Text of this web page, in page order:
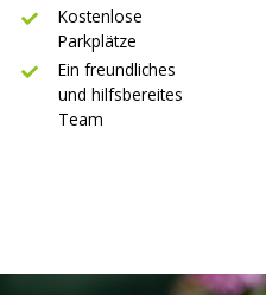
Kostenlose
Parkplätze
Ein freundliches
und hilfsbereites
Team